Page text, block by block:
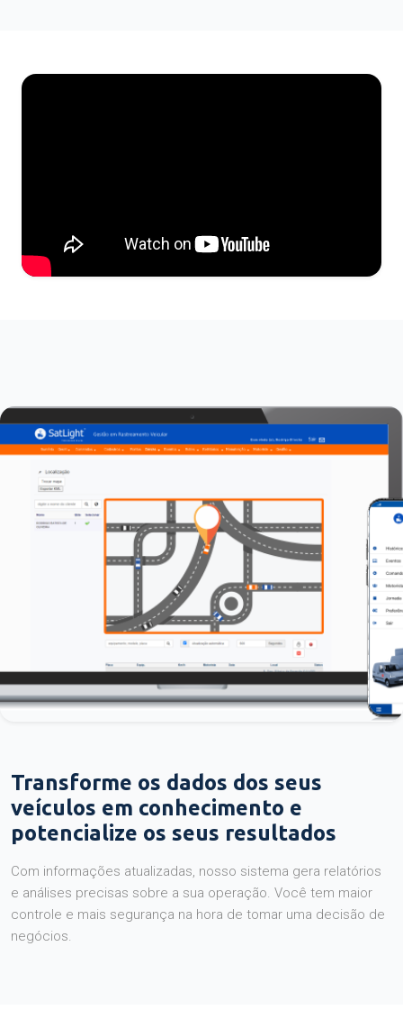
Transforme os dados dos seus
veículos em conhecimento e
potencialize os seus resultados
Com informações atualizadas, nosso sistema gera relatórios
e análises precisas sobre a sua operação. Você tem maior
controle e mais segurança na hora de tomar uma decisão de
negócios.